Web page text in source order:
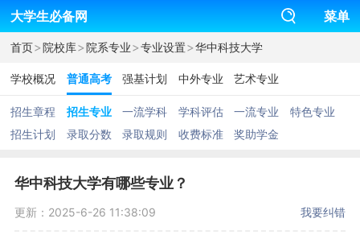
大学生必备网 菜单
首页>院校库>院系专业>专业设置>华中科技大学
学校概况 普通高考 强基计划 中外专业 艺术专业
招生章程 招生专业 一流学科 学科评估 一流专业
特色专业
招生计划
录取分数 录取规则 收费标准 奖助学金
华中科技大学有哪些专业？
更新：2025-6-26 11:38:09 我要纠错